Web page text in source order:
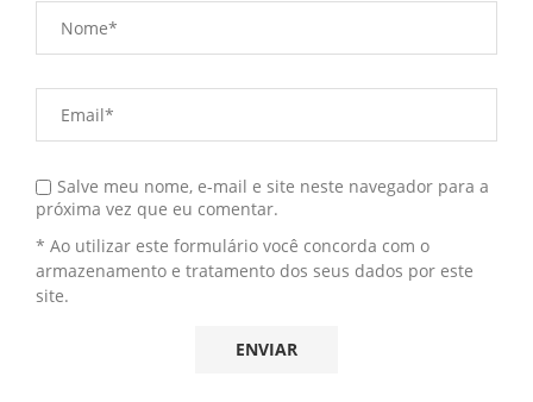
Salve meu nome, e-mail e site neste navegador para a
próxima vez que eu comentar.
* Ao utilizar este formulário você concorda com o
armazenamento e tratamento dos seus dados por este
site.